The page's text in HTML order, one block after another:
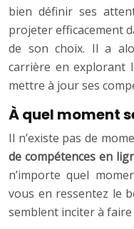
bien définir ses
projeter efficacement
de son choix. Il a
carrière en explorant
mettre à jour ses
À quel moment
Il n’existe pas de
de compétences en
n’importe quel
vous en ressentez le
semblent inciter à faire